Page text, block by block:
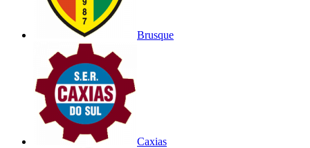
Brusque
Caxias